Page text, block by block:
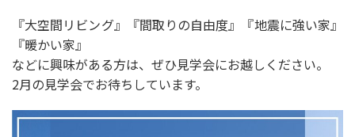
『大空間リビング』『間取りの自由度』『地震に強い家』
『暖かい家』
などに興味がある方は、ぜひ見学会にお越しください。
2月の見学会でお待ちしています。